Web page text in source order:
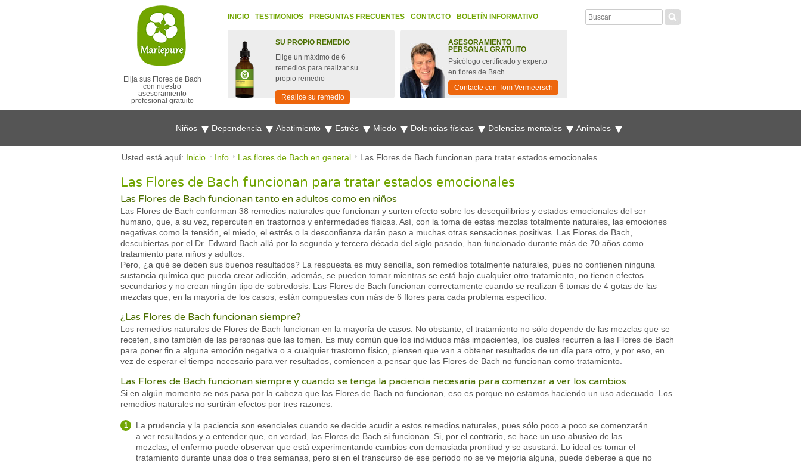
Elija sus Flores de Bach
con nuestro
asesoramiento
profesional gratuito
INICIO TESTIMONIOS PREGUNTAS FRECUENTES CONTACTO BOLETÍN INFORMATIVO
SU PROPIO REMEDIO
Elige un máximo de 6
remedios para realizar su
propio remedio
Realice su remedio
ASESORAMIENTO
PERSONAL GRATUITO
Psicólogo certificado y experto
en flores de Bach.
Contacte con Tom Vermeersch
Niños Dependencia Abatimiento Estrés Miedo Dolencias físicas Dolencias mentales Animales
Usted está aquí: Inicio Info Las flores de Bach en general Las Flores de Bach funcionan para tratar estados emocionales
Las Flores de Bach funcionan para tratar estados emocionales
Las Flores de Bach funcionan tanto en adultos como en niños
Las Flores de Bach conforman 38 remedios naturales que funcionan y surten efecto sobre los desequilibrios y estados emocionales del ser
humano, que, a su vez, repercuten en trastornos y enfermedades físicas. Así, con la toma de estas mezclas totalmente naturales, las emociones
negativas como la tensión, el miedo, el estrés o la desconfianza darán paso a muchas otras sensaciones positivas. Las Flores de Bach,
descubiertas por el Dr. Edward Bach allá por la segunda y tercera década del siglo pasado, han funcionado durante más de 70 años como
tratamiento para niños y adultos.
Pero, ¿a qué se deben sus buenos resultados? La respuesta es muy sencilla, son remedios totalmente naturales, pues no contienen ninguna
sustancia química que pueda crear adicción, además, se pueden tomar mientras se está bajo cualquier otro tratamiento, no tienen efectos
secundarios y no crean ningún tipo de sobredosis. Las Flores de Bach funcionan correctamente cuando se realizan 6 tomas de 4 gotas de las
mezclas que, en la mayoría de los casos, están compuestas con más de 6 flores para cada problema específico.
¿Las Flores de Bach funcionan siempre?
Los remedios naturales de Flores de Bach funcionan en la mayoría de casos. No obstante, el tratamiento no sólo depende de las mezclas que se
receten, sino también de las personas que las tomen. Es muy común que los individuos más impacientes, los cuales recurren a las Flores de Bach
para poner fin a alguna emoción negativa o a cualquier trastorno físico, piensen que van a obtener resultados de un día para otro, y por eso, en
vez de esperar el tiempo necesario para ver resultados, comiencen a pensar que las Flores de Bach no funcionan como tratamiento.
Las Flores de Bach funcionan siempre y cuando se tenga la paciencia necesaria para comenzar a ver los cambios
Si en algún momento se nos pasa por la cabeza que las Flores de Bach no funcionan, eso es porque no estamos haciendo un uso adecuado. Los
remedios naturales no surtirán efectos por tres razones:
La prudencia y la paciencia son esenciales cuando se decide acudir a estos remedios naturales, pues sólo poco a poco se comenzarán
a ver resultados y a entender que, en verdad, las Flores de Bach si funcionan. Si, por el contrario, se hace un uso abusivo de las
mezclas, el enfermo puede observar que está experimentando cambios con demasiada prontitud y se asustará. Lo ideal es tomar el
tratamiento durante unas dos o tres semanas, pero si en el transcurso de ese periodo no se ve mejoría alguna, puede deberse a que no